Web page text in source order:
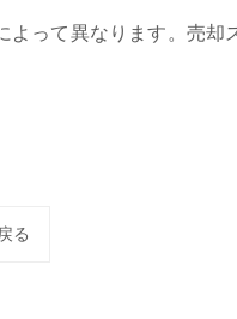
って異なります。売却
る